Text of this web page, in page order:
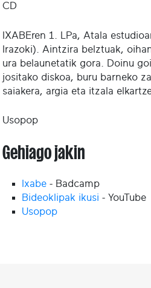
CD
IXABEren 1. LPa, Atala
Irazoki). Aintzira belztuak,
ura belaunetatik gora. Doinu
jositako diskoa, buru barneko
saiakera, argia eta itzala
Usopop
Gehiago jakin
Ixabe - Badcamp
Bideoklipak ikusi - YouTube
Usopop